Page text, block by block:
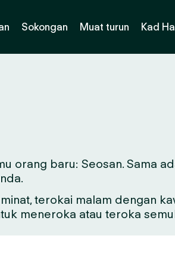
Sokongan Muat turun Kad
orang baru: Seosan. Sama
terokai malam dengan
meneroka atau teroka